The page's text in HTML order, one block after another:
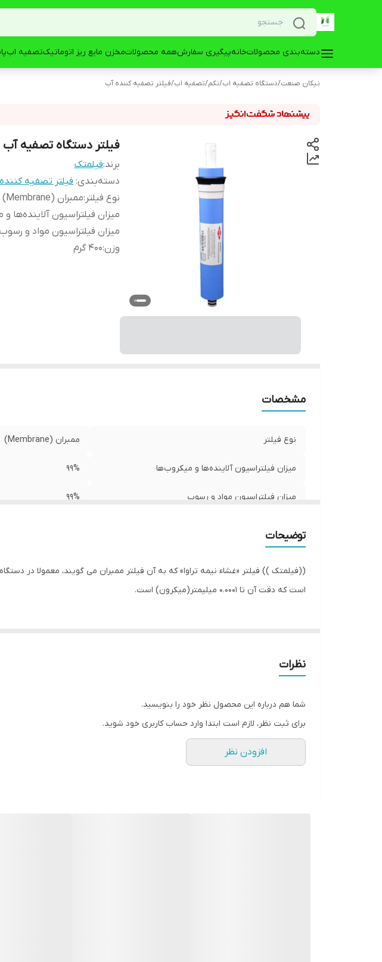
دسته‌بندی محصولاتخانهپیگیری سفارشهمه محصولاتمخزن مایع ریز اتوماتیکتصفیه اب
نیکان صنعت/دستگاه تصفیه اب/نکم/تصفیه اب/فیلتر تصفیه کننده آب
فیلتر دستگاه تصفیه آب
برند:فیلمتک
دسته‌بندی: فیلتر تصفیه
نوع فیلتر :ممبران (Membrane)
میزان فیلتراسیون آلاینده‌ها
میزان فیلتراسیون مواد و رسوب
وزن:400 گرم
مشخصات
نوع فیلتر ممبران (Membrane)
میزان فیلتراسیون آلاینده‌ها و میکروب‌ها 99%
میزان فیلتراسیون مواد و رسوب 99%
توضیحات
((فیلمتک )) فیلتر «غشاء نیمه تراوا» که به آن فیلتر ممبران می گویند، معمولا در
است که دقت آن تا 0.0001 میلیمتر(میکرون) است.
نظرات
شما هم درباره این محصول نظر خود را بنویسید.
برای ثبت نظر، لازم است ابتدا وارد حساب کاربری خود شوید.
افزودن نظر